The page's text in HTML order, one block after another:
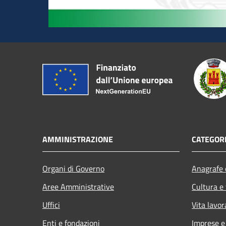
AMMINISTRAZIONE
Organi di Governo
Aree Amministrative
Uffici
Enti e fondazioni
Cultura
Vita
Imprese